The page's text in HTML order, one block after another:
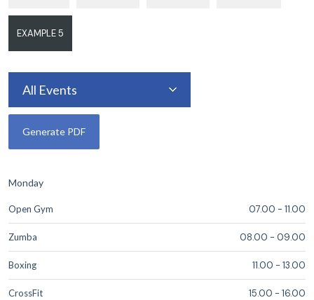
EXAMPLE 5
All Events
Monday
Open Gym 07.00 - 11.00
Zumba 08.00 - 09.00
Boxing 11.00 - 13.00
CrossFit 15.00 - 16.00